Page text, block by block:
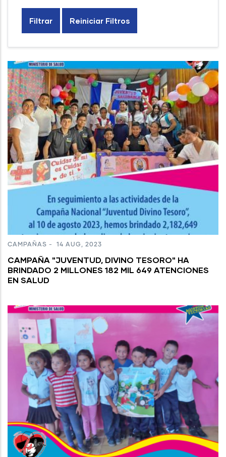
CAMPAÑAS - 14 AUG, 2023
CAMPAÑA "JUVENTUD, DIVINO TESORO" HA
BRINDADO 2 MILLONES 182 MIL 649 ATENCIONES
EN SALUD